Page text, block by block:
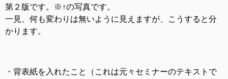
第２版です。※↑の写真です。
一見、何も変わりは無いように見えますが、こうすると分
かります。
・背表紙を入れたこと（これは元々セミナーのテキストで